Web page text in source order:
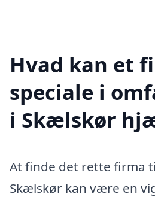
Hvad kan et
speciale i
i Skælskør
At finde det rette firma
Skælskør kan være en